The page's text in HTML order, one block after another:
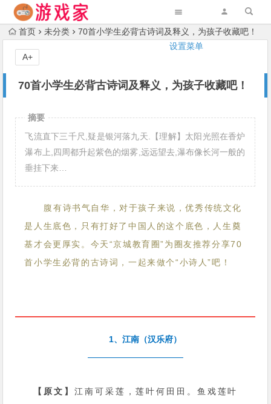
设置菜单
首页 未分类 70首小学生必背古诗词及释义，为孩子收藏吧！
70首小学生必背古诗词及释义，为孩子收藏吧！
A+
摘要
飞流直下三千尺,疑是银河落九天.【理解】太阳光照在香炉
瀑布上,四周都升起紫色的烟雾,远远望去,瀑布像长河一般的
垂挂下来…
腹有诗书气自华，对于孩子来说，优秀传统文化
是人生底色，只有打好了中国人的这个底色，人生奠
基才会更厚实。今天“京城教育圈”为圈友推荐分享70
首小学生必背的古诗词，一起来做个“小诗人”吧！
1、江南（汉乐府）
【原文】江南可采莲，莲叶何田田。鱼戏莲叶